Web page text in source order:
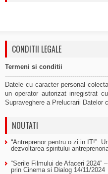
CONDITII LEGALE
Termeni si conditii
Datele cu caracter personal
un operator autorizat inregistrat
Supraveghere a Prelucrarii Datelor
NOUTATI
“Antreprenor pentru o zi in IT!”:
dezvoltarea spiritului
“Serile Filmului de Afaceri 2024”
prin Cinema si Dialog 14/11/2024